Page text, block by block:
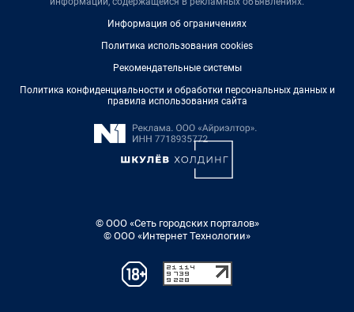
Информация об ограничениях
Политика использования cookies
Рекомендательные системы
Политика конфиденциальности и обработки персональных данных и
правила использования сайта
© ООО «Сеть городских порталов»
© ООО «Интернет Технологии»